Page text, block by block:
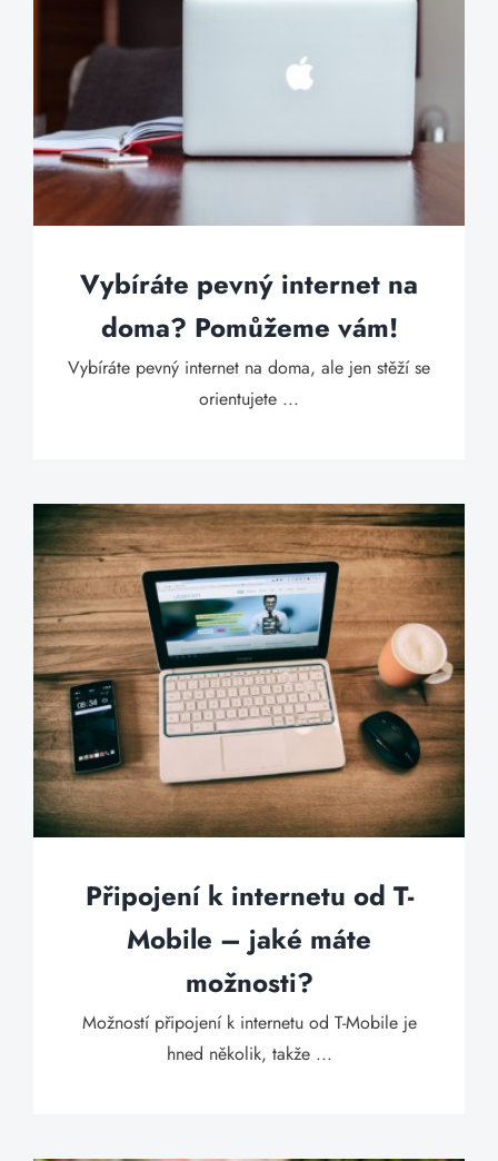
Vybíráte pevný internet na
doma? Pomůžeme vám!
Vybíráte pevný internet na doma, ale jen stěží se
orientujete ...
Připojení k internetu od T-
Mobile – jaké máte
možnosti?
Možností připojení k internetu od T-Mobile je
hned několik, takže ...